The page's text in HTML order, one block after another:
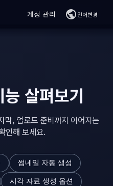
계정 관리 언어변경
살펴보기
막, 업로드 준비까지 이어지는
인해 보세요.
썸네일 자동 생성
시각 자료 생성 옵션